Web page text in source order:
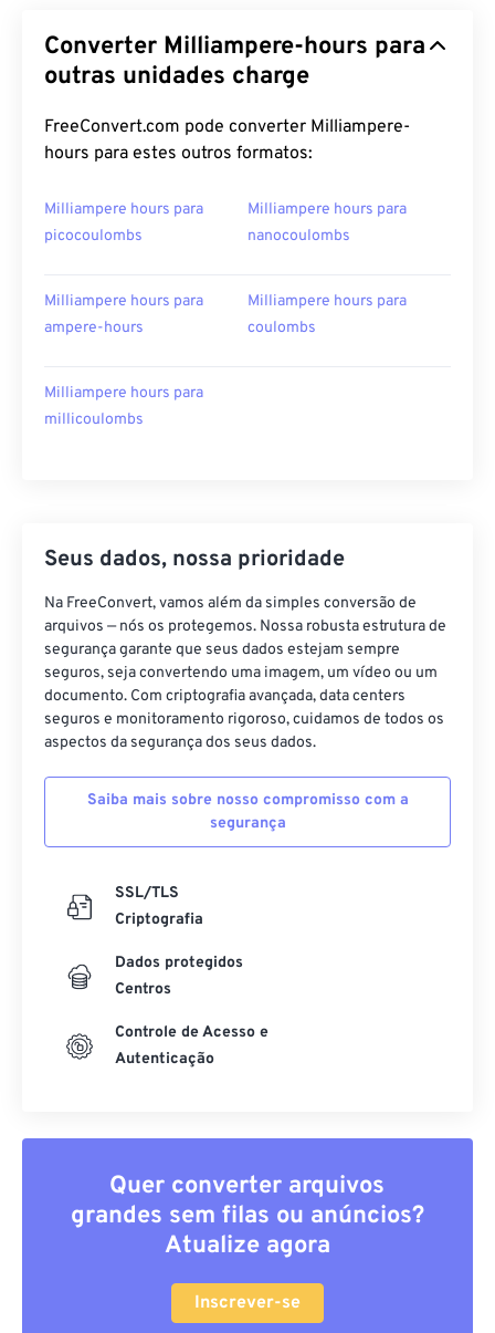
Converter Milliampere-hours para
outras unidades charge
FreeConvert.com pode converter Milliampere-
hours para estes outros formatos:
Milliampere hours para
picocoulombs
Milliampere hours para
nanocoulombs
Milliampere hours para
ampere-hours
Milliampere hours para
coulombs
Milliampere hours para
millicoulombs
Seus dados, nossa prioridade
Na FreeConvert, vamos além da simples conversão de
arquivos — nós os protegemos. Nossa robusta estrutura de
segurança garante que seus dados estejam sempre
seguros, seja convertendo uma imagem, um vídeo ou um
documento. Com criptografia avançada, data centers
seguros e monitoramento rigoroso, cuidamos de todos os
aspectos da segurança dos seus dados.
Saiba mais sobre nosso compromisso com a
segurança
SSL/TLS
Criptografia
Dados protegidos
Centros
Controle de Acesso e
Autenticação
Quer converter arquivos
grandes sem filas ou anúncios?
Atualize agora
Inscrever-se